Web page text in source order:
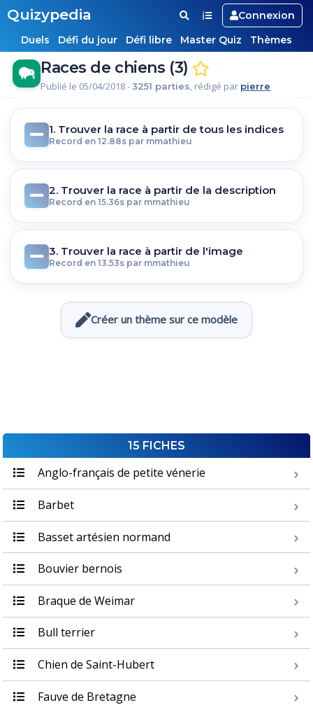
Quizypedia
Connexion
Duels
Défi du jour Défi libre Master Quiz Thèmes
Races de chiens (3)
Publié le 05/04/2018 - 3251 parties, rédigé par pierre
1. Trouver la race à partir de tous les indices
Record en 12.88s par mmathieu
2. Trouver la race à partir de la description
Record en 15.36s par mmathieu
3. Trouver la race à partir de l'image
Record en 13.53s par mmathieu
Créer un thème sur ce modèle
15 FICHES
Anglo-français de petite vénerie
Barbet
Basset artésien normand
Bouvier bernois
Braque de Weimar
Bull terrier
Chien de Saint-Hubert
Fauve de Bretagne